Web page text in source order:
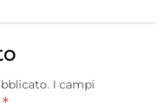
I campi
*